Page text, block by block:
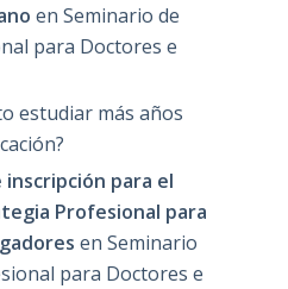
en Seminario de
para Doctores e
estudiar más años
inscripción para el
Profesional para
en Seminario
para Doctores e